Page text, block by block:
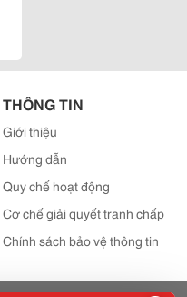
THÔNG TIN
Giới thiệu
Hướng dẫn
Quy chế hoạt động
Cơ chế giải quyết tranh chấp
Chính sách bảo vệ thông tin